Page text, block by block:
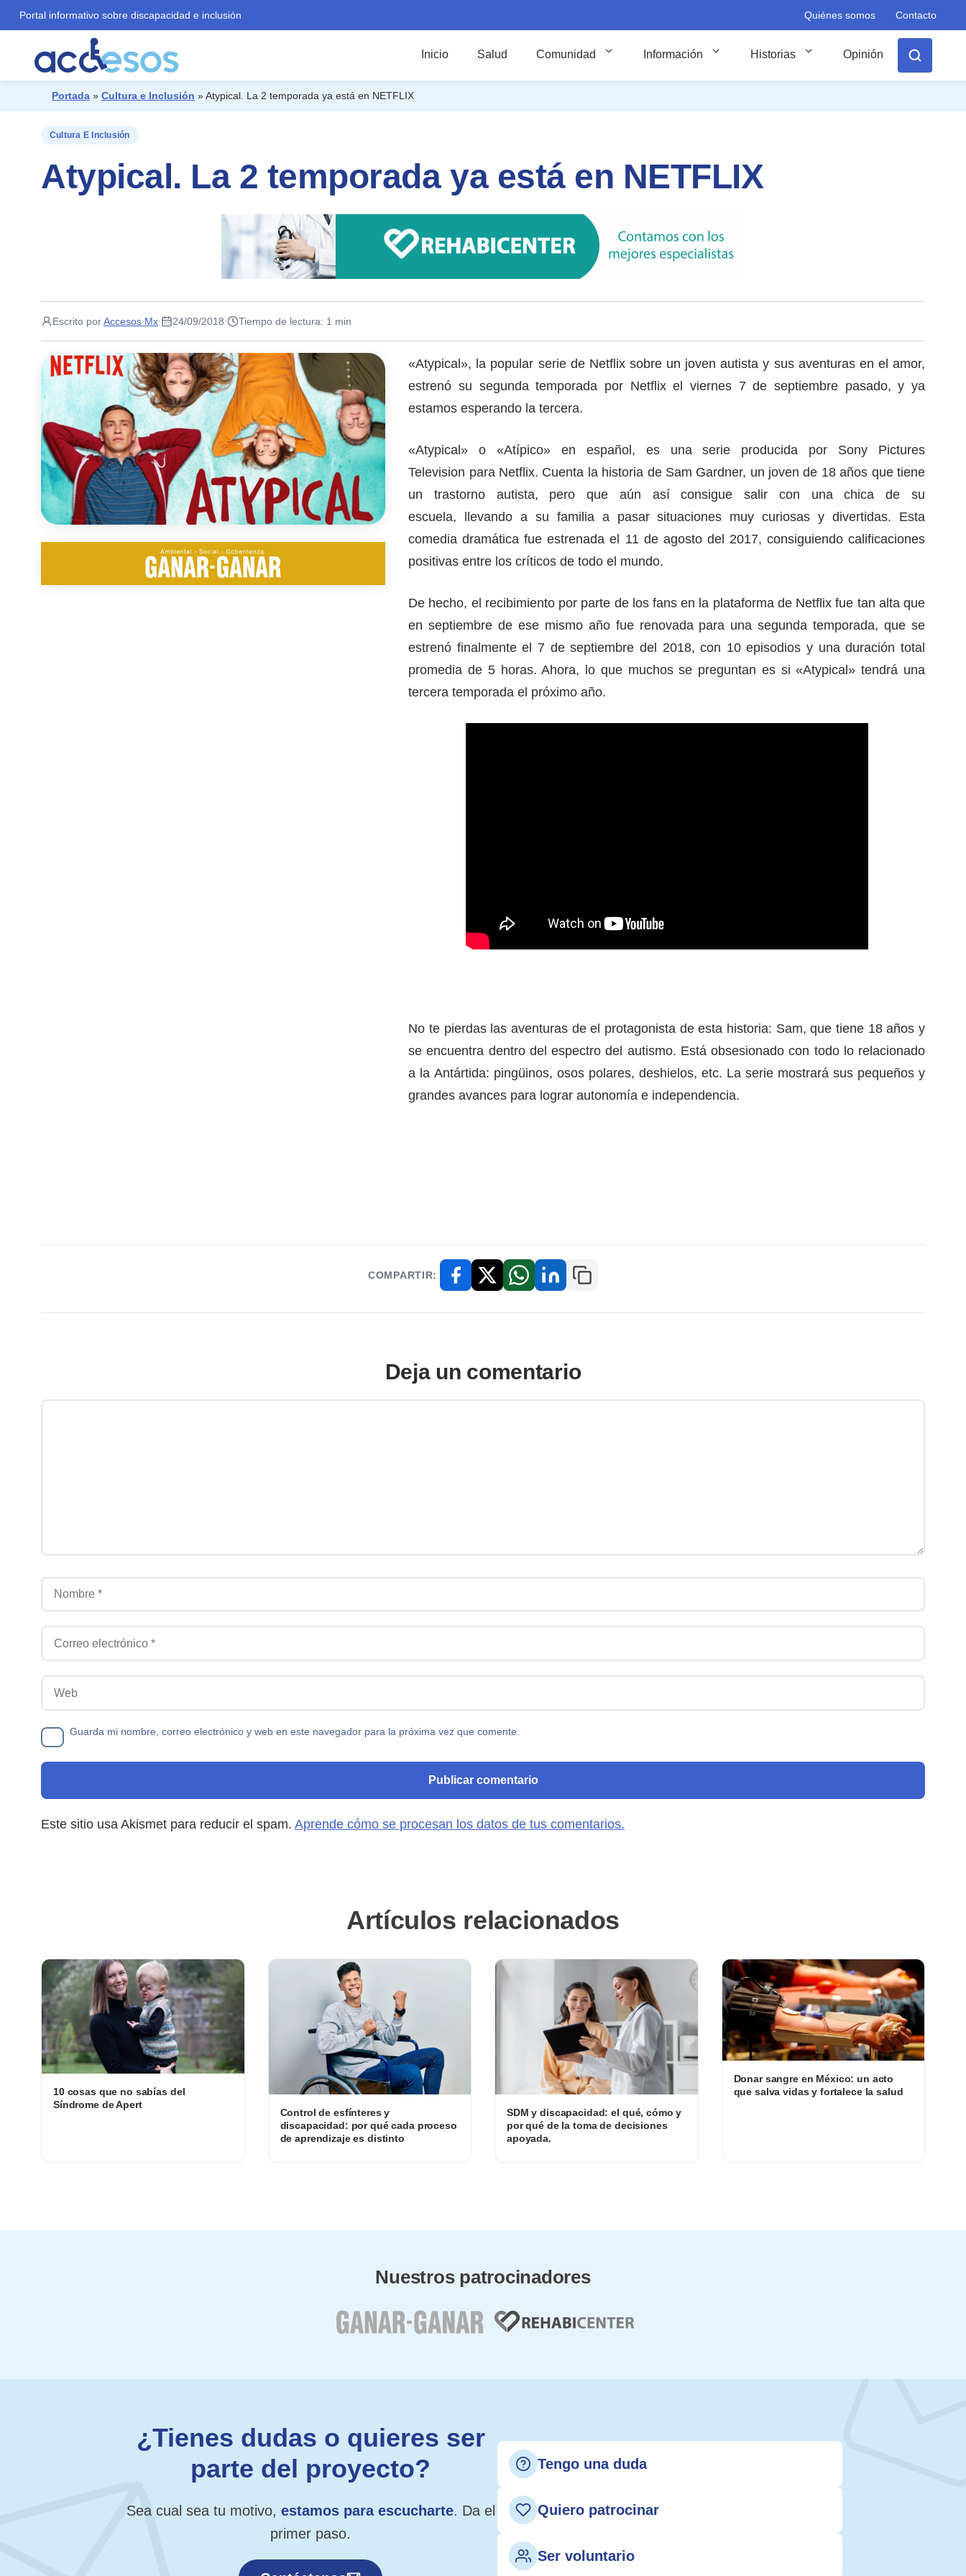
Portal informativo sobre discapacidad e inclusión Quiénes somos Contacto
Inicio Salud Comunidad Información Historias Opinión
¿Qué buscas?
Portada » Cultura e Inclusión »Atypical. La 2 temporada ya está en NETFLIX
Cultura E Inclusión
Atypical. La 2 temporada ya está en NETFLIX
Escrito porAccesos Mx· 24/09/2018· Tiempo de lectura: 1 min
«Atypical», la popular serie de Netflix sobre un joven autista y sus aventuras en el amor,
estrenó su segunda temporada por Netflix el viernes 7 de septiembre pasado, y ya
estamos esperando la tercera.
«Atypical» o «Atípico» en español, es una serie producida por Sony Pictures
Television para Netflix. Cuenta la historia de Sam Gardner, un joven de 18 años que tiene
un trastorno autista, pero que aún así consigue salir con una chica de su
escuela, llevando a su familia a pasar situaciones muy curiosas y divertidas. Esta
comedia dramática fue estrenada el 11 de agosto del 2017, consiguiendo calificaciones
positivas entre los críticos de todo el mundo.
De hecho, el recibimiento por parte de los fans en la plataforma de Netflix fue tan alta que
en septiembre de ese mismo año fue renovada para una segunda temporada, que se
estrenó finalmente el 7 de septiembre del 2018, con 10 episodios y una duración total
promedia de 5 horas. Ahora, lo que muchos se preguntan es si «Atypical» tendrá una
tercera temporada el próximo año.
No te pierdas las aventuras de el protagonista de esta historia: Sam, que tiene 18 años y
se encuentra dentro del espectro del autismo. Está obsesionado con todo lo relacionado
a la Antártida: pingüinos, osos polares, deshielos, etc. La serie mostrará sus pequeños y
grandes avances para lograr autonomía e independencia.
COMPARTIR: FacebookX / TwitterWhatsAppLinkedInCopiar enlace
Deja un comentario
Guarda mi nombre, correo electrónico y web en este navegador para la próxima vez que comente.
Este sitio usa Akismet para reducir el spam. Aprende cómo se procesan los datos de tus comentarios.
Artículos relacionados
10 cosas que no sabías del
Síndrome de Apert
Control de esfínteres y
discapacidad: por qué cada proceso
de aprendizaje es distinto
SDM y discapacidad: el qué, cómo y
por qué de la toma de decisiones
apoyada.
Donar sangre en México: un acto
que salva vidas y fortalece la salud
Nuestros patrocinadores
¿Tienes dudas o quieres ser
parte del proyecto?
Sea cual sea tu motivo, estamos para escucharte. Da el
primer paso.
Tengo una duda
Quiero patrocinar
Ser voluntario